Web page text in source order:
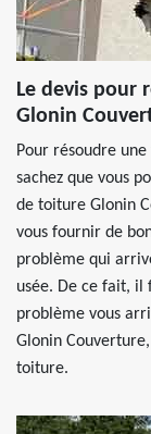
Le devis pour
Glonin
Pour résoudre
sachez que vous
de toiture Glonin
vous fournir de
problème qui
usée. De ce fait, il
problème vous
Glonin
toiture.